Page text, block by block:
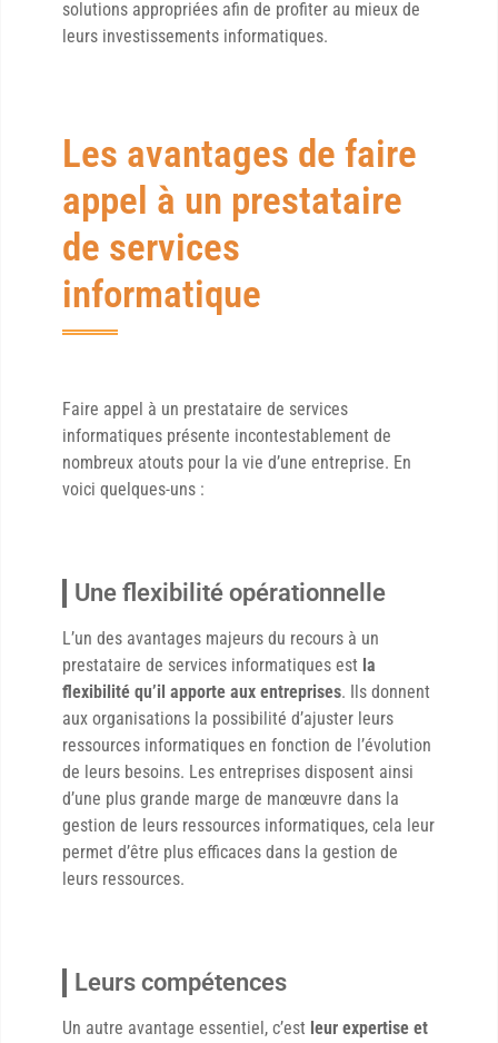
solutions appropriées afin de profiter au mieux de
leurs investissements informatiques.
Les avantages de faire
appel à un prestataire
de services
informatique
Faire appel à un prestataire de services
informatiques présente incontestablement de
nombreux atouts pour la vie d’une entreprise. En
voici quelques-uns :
Une flexibilité opérationnelle
L’un des avantages majeurs du recours à un
prestataire de services informatiques est la
flexibilité qu’il apporte aux entreprises. Ils donnent
aux organisations la possibilité d’ajuster leurs
ressources informatiques en fonction de l’évolution
de leurs besoins. Les entreprises disposent ainsi
d’une plus grande marge de manœuvre dans la
gestion de leurs ressources informatiques, cela leur
permet d’être plus efficaces dans la gestion de
leurs ressources.
Leurs compétences
Un autre avantage essentiel, c’est leur expertise et